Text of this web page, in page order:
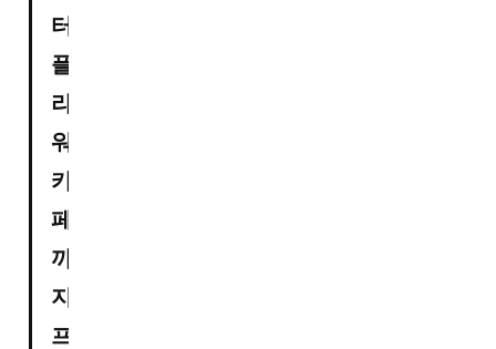
터
플
라
워
카
페
까
지’
프